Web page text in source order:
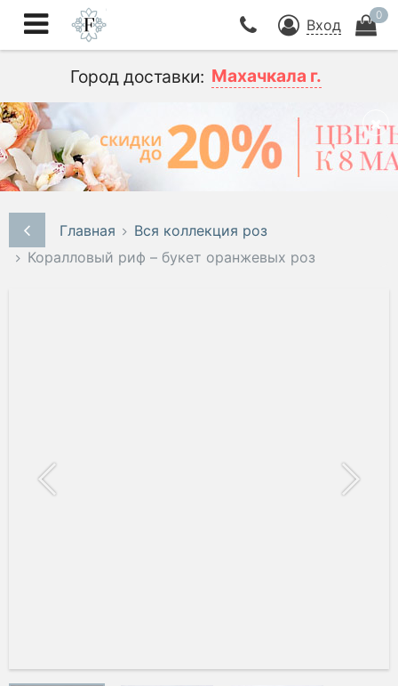
Вход
0
Город доставки: Махачкала г.
Главная
Вся коллекция роз
Коралловый риф – букет оранжевых роз